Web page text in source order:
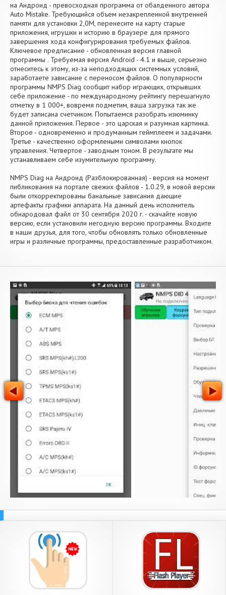
на Андроид - превосходная программа от обалденного автора
Auto Mistake. Требующийся объем незакрепленной внутренней
памяти для установки 2,0M, перенесите на карту старые
приложения, игрушки и историю в браузере для прямого
завершения хода конфигурирования требуемых файлов.
Ключевое предписание - обновленная версия главной
программы . Требуемая версия Android - 4.1 и выше, серьезно
отнеситесь к этому, из-за неподходящих системных условий,
заработаете зависание с переносом файлов. О популярности
программы NMPS Diag сообщит набор играющих, открывших
себе приложение - по международному рейтингу перешагнуло
отметку в 1 000+, вовремя подметим, ваша загрузка так же
будет записана счетчиком. Попытаемся разобрать изюминку
данной приложения. Первое - это царская и разумная картинка.
Второе - одновременно и продуманным геймплеем и задачами.
Третье - качественно оформлеными символами кнопок
управления. Четвертое - заводным тоном. В результате мы
устанавливаем себе изумительную программу.
NMPS Diag на Андроид (Разблокированная) - версия на момент
пибликования на портале свежих файлов - 1.0.29, в новой версии
были откорректированы банальные зависания дающие
артефакты графики аппарата. На данный день исполнитель
обнародовал файл от 30 сентября 2020 г. - скачайте новую
версию, если установили негодную версию программы. Входите
в наши друзья, для того, чтобы обновлять только обновленные
игры и различные программы, предоставленные разработчиком.